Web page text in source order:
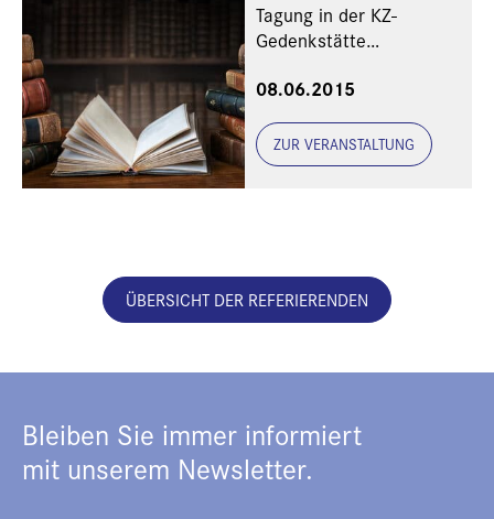
Tagung in der KZ-
Gedenkstätte
08.06.2015
ZUR VERANSTALTUNG
ÜBERSICHT DER REFERIERENDEN
Bleiben Sie immer informiert
mit unserem Newsletter.